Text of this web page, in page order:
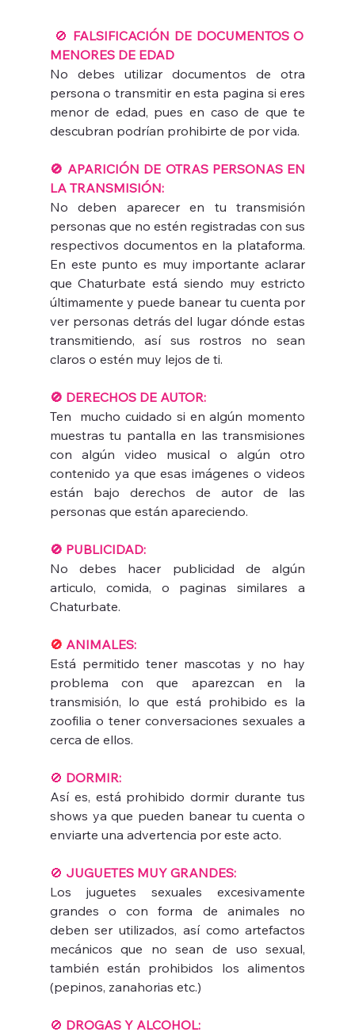
🚫 FALSIFICACIÓN DE DOCUMENTOS O
MENORES DE EDAD
No debes utilizar documentos de otra
persona o transmitir en esta pagina si eres
menor de edad, pues en caso de que te
descubran podrían prohibirte de por vida.
🚫 APARICIÓN DE OTRAS PERSONAS EN
LA TRANSMISIÓN:
No deben aparecer en tu transmisión
personas que no estén registradas con sus
respectivos documentos en la plataforma.
En este punto es muy importante aclarar
que Chaturbate está siendo muy estricto
últimamente y puede banear tu cuenta por
ver personas detrás del lugar dónde estas
transmitiendo, así sus rostros no sean
claros o estén muy lejos de ti.
🚫 DERECHOS DE AUTOR:
Ten  mucho cuidado si en algún momento
muestras tu pantalla en las transmisiones
con algún video musical o algún otro
contenido ya que esas imágenes o videos
están bajo derechos de autor de las
personas que están apareciendo.
🚫 PUBLICIDAD:
No debes hacer publicidad de algún
articulo, comida, o paginas similares a
Chaturbate.
🚫 ANIMALES:
Está permitido tener mascotas y no hay
problema con que aparezcan en la
transmisión, lo que está prohibido es la
zoofilia o tener conversaciones sexuales a
cerca de ellos.
🚫 DORMIR:
Así es, está prohibido dormir durante tus
shows ya que pueden banear tu cuenta o
enviarte una advertencia por este acto.
🚫 JUGUETES MUY GRANDES:
Los juguetes sexuales excesivamente
grandes o con forma de animales no
deben ser utilizados, así como artefactos
mecánicos que no sean de uso sexual,
también están prohibidos los alimentos
(pepinos, zanahorias etc.)
🚫 DROGAS Y ALCOHOL: